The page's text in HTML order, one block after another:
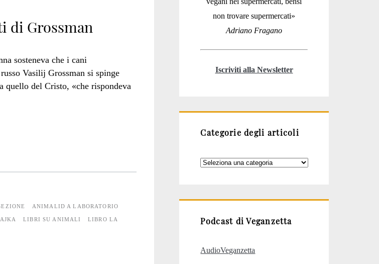
di Grossman
sosteneva che i cani
Vasilij Grossman si spinge
quello del Cristo, «che rispondeva
ANIMALID A LABORATORIO
LIBRI SU ANIMALI LIBRO LA
non trovare supermercati»
Adriano Fragano
Iscriviti alla Newsletter
Categorie degli articoli
Categorie
Podcast di Veganzetta
AudioVeganzetta